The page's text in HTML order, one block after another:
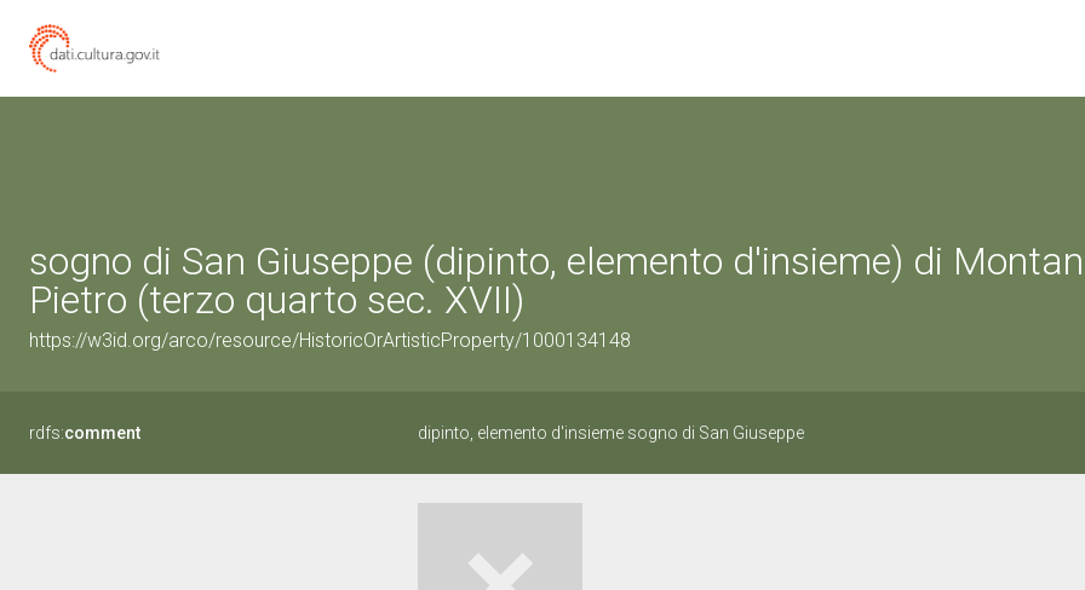
sogno di San Giuseppe (dipinto, elemento d'insieme) di
Pietro (terzo quarto sec. XVII)
https://w3id.org/arco/resource/HistoricOrArtisticProperty/1000134148
rdfs:comment dipinto, elemento d'insieme sogno di San Giuseppe